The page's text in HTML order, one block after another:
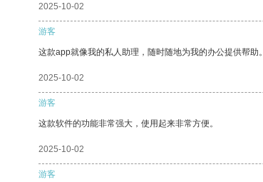
2025-10-02
游客
这款app就像我的私人助理，随时随地为我的办公提供帮助。
2025-10-02
游客
这款软件的功能非常强大，使用起来非常方便。
2025-10-02
游客